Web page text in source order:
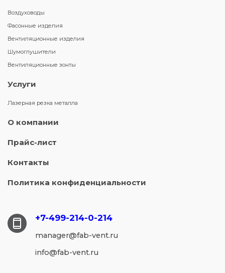
Воздуховоды
Фасонные изделия
Вентиляционные изделия
Шумоглушители
Вентиляционные зонты
Услуги
Лазерная резка металла
О компании
Прайс-лист
Контакты
Политика конфиденциальности
+7-499-214-0-214
manager@fab-vent.ru
info@fab-vent.ru